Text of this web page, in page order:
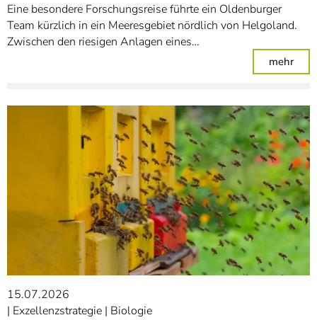
Eine besondere Forschungsreise führte ein Oldenburger
Team kürzlich in ein Meeresgebiet nördlich von Helgoland.
Zwischen den riesigen Anlagen eines…
mehr:
15.07.2026
Exzellenzstrategie Biologie